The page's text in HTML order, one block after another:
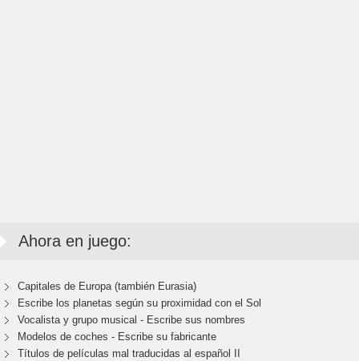
Ahora en juego:
Capitales de Europa (también Eurasia)
Escribe los planetas según su proximidad con el Sol
Vocalista y grupo musical - Escribe sus nombres
Modelos de coches - Escribe su fabricante
Títulos de películas mal traducidas al español II